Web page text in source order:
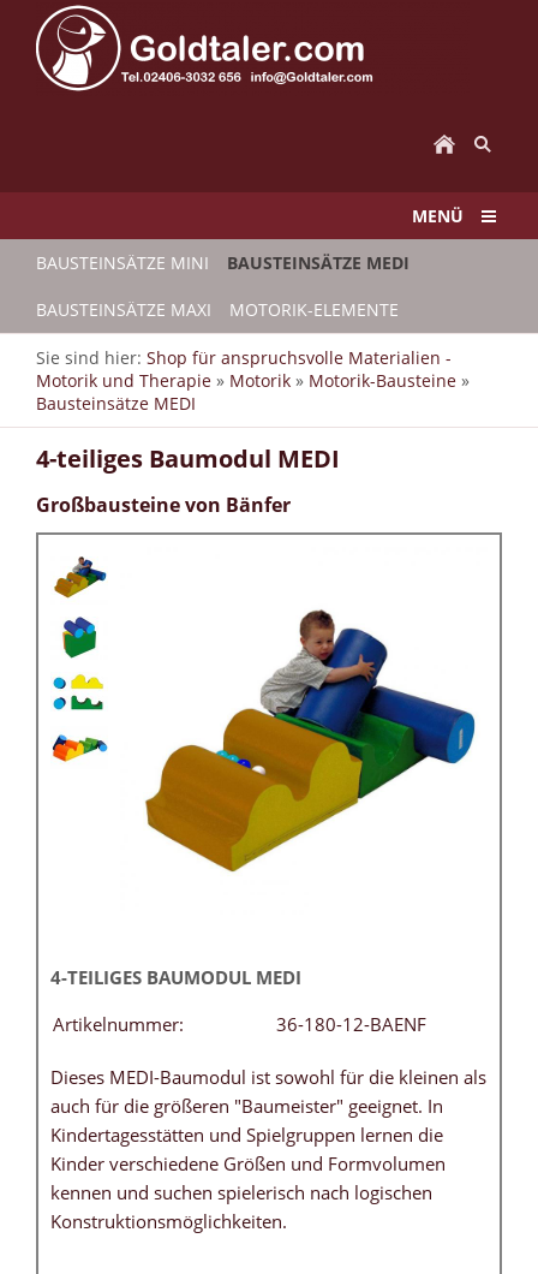
MENÜ
BAUSTEINSÄTZE MINI BAUSTEINSÄTZE MEDI
BAUSTEINSÄTZE MAXI MOTORIK-ELEMENTE
Sie sind hier: Shop für anspruchsvolle Materialien -
Motorik und Therapie » Motorik » Motorik-Bausteine »
Bausteinsätze MEDI
4-teiliges Baumodul MEDI
Großbausteine von Bänfer
4-TEILIGES BAUMODUL MEDI
Artikelnummer:
36-180-12-BAENF
Dieses MEDI-Baumodul ist sowohl für die kleinen als
auch für die größeren "Baumeister" geeignet. In
Kindertagesstätten und Spielgruppen lernen die
Kinder verschiedene Größen und Formvolumen
kennen und suchen spielerisch nach logischen
Konstruktionsmöglichkeiten.